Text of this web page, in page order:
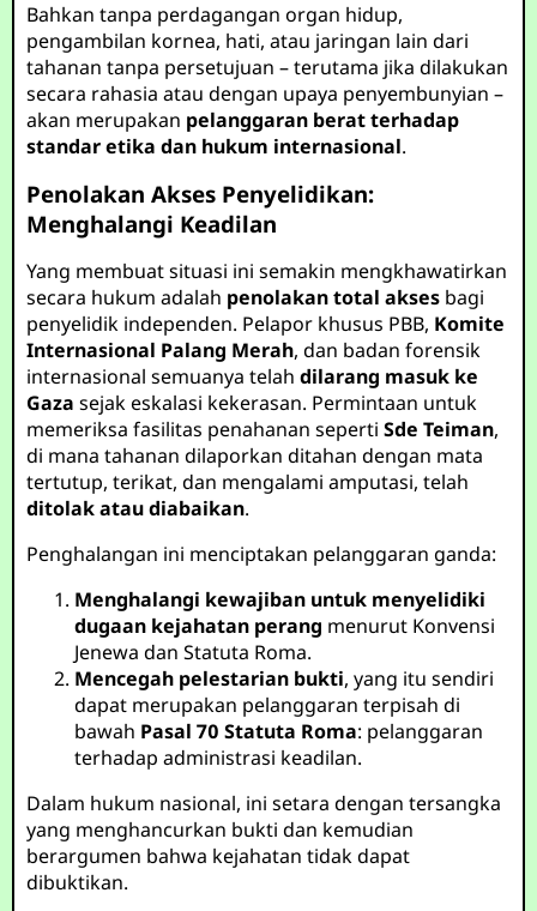
Bahkan tanpa perdagangan organ hidup,
pengambilan kornea, hati, atau jaringan lain dari
tahanan tanpa persetujuan – terutama jika dilakukan
secara rahasia atau dengan upaya penyembunyian –
akan merupakan pelanggaran berat terhadap
standar etika dan hukum internasional.
Penolakan Akses Penyelidikan:
Menghalangi Keadilan
Yang membuat situasi ini semakin mengkhawatirkan
secara hukum adalah penolakan total akses bagi
penyelidik independen. Pelapor khusus PBB, Komite
Internasional Palang Merah, dan badan forensik
internasional semuanya telahdilarang masuk ke
Gaza sejak eskalasi kekerasan. Permintaan untuk
memeriksa fasilitas penahanan sepertiSde Teiman,
di mana tahanan dilaporkan ditahan dengan mata
tertutup, terikat, dan mengalami amputasi, telah
ditolak atau diabaikan.
Penghalangan ini menciptakan pelanggaran ganda:
Menghalangi kewajiban untuk menyelidiki
dugaan kejahatan perang menurut Konvensi
Jenewa dan Statuta Roma.
Mencegah pelestarian bukti, yang itu sendiri
dapat merupakan pelanggaran terpisah di
bawah Pasal 70 Statuta Roma: pelanggaran
terhadap administrasi keadilan.
Dalam hukum nasional, ini setara dengan tersangka
yang menghancurkan bukti dan kemudian
berargumen bahwa kejahatan tidak dapat
dibuktikan.